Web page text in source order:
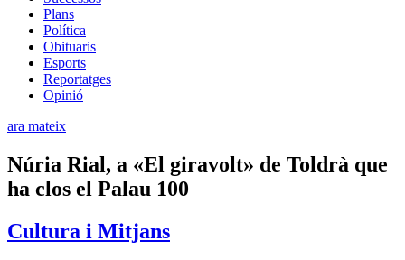
Plans
Política
Obituaris
Esports
Reportatges
Opinió
ara mateix
Núria Rial, a «El giravolt» de Toldrà que
ha clos el Palau 100
Cultura i Mitjans